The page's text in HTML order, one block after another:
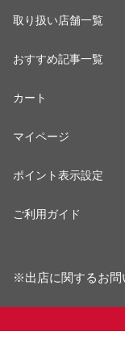
取り扱い店舗一覧
おすすめ記事一覧
カート
マイページ
ポイント表示設定
ご利用ガイド
※出店に関するお問